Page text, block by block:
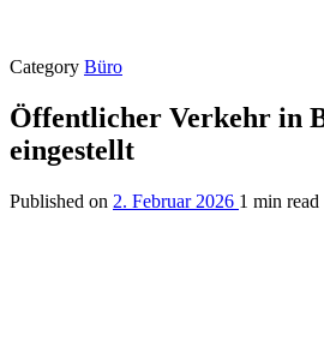
Category Büro
Öffentlicher Verkehr in
eingestellt
Published on 2. Februar 2026 1 min read